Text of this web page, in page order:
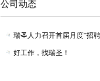
公司动态
瑞圣人力召开首届月度“招
好工作，找瑞圣！